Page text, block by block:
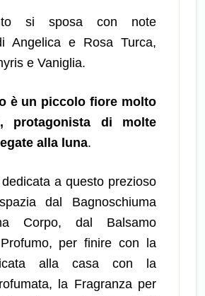
si sposa con note
Angelica e Rosa Turca,
e Vaniglia.
è un piccolo fiore molto
protagonista di molte
alla luna.
a questo prezioso
dal Bagnoschiuma
Corpo, dal Balsamo
per finire con la
alla casa con la
la Fragranza per